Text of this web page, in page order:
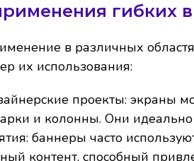
гибких
в различных
их использования:
проекты: экраны
и колонны. Они
баннеры часто
контент, способный